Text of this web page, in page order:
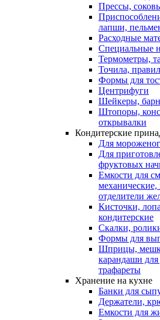
Прессы,
лапши,
Расходные
Специальные
Термометры,
Точила,
Формы для
Центрифуги
Шейкеры,
Штопоры,
открывалки
Кондитерские
Для
Для
фруктовых
Емкости для
механические,
отделители
Кисточки,
кондитерские
Скалки,
Формы для
Шприцы,
карандаши для
трафареты
Хранение на кухне
Банки для
Держатели,
Емкости для